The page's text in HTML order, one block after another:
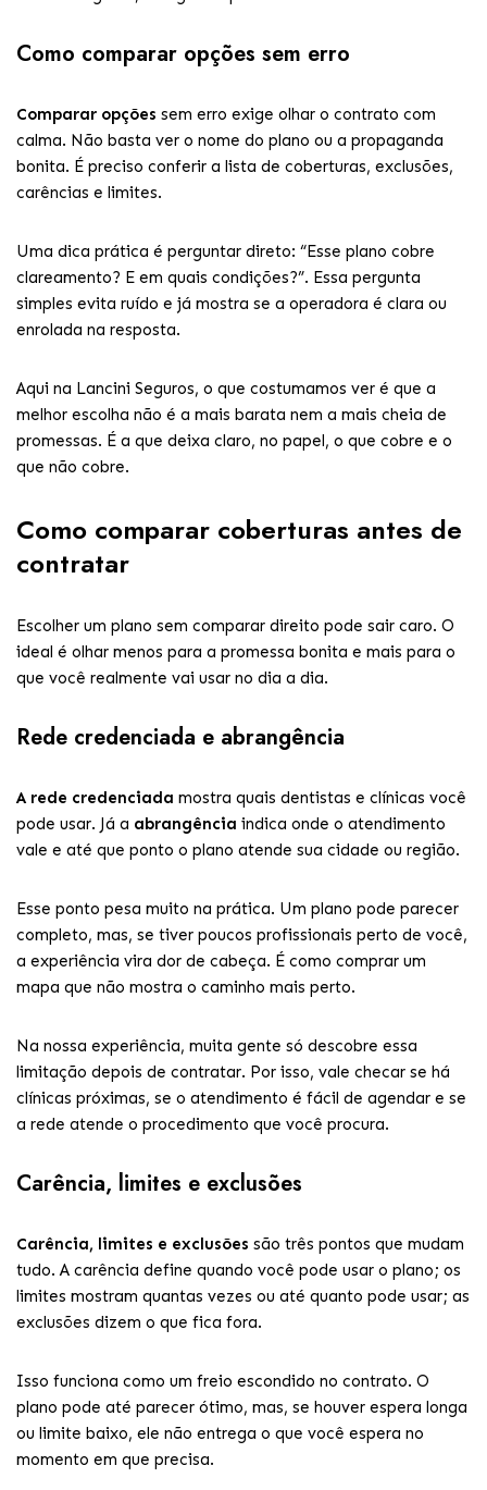
Como comparar opções sem erro
Comparar opções sem erro exige olhar o contrato com
calma. Não basta ver o nome do plano ou a propaganda
bonita. É preciso conferir a lista de coberturas, exclusões,
carências e limites.
Uma dica prática é perguntar direto: “Esse plano cobre
clareamento? E em quais condições?”. Essa pergunta
simples evita ruído e já mostra se a operadora é clara ou
enrolada na resposta.
Aqui na Lancini Seguros, o que costumamos ver é que a
melhor escolha não é a mais barata nem a mais cheia de
promessas. É a que deixa claro, no papel, o que cobre e o
que não cobre.
Como comparar coberturas antes de
contratar
Escolher um plano sem comparar direito pode sair caro. O
ideal é olhar menos para a promessa bonita e mais para o
que você realmente vai usar no dia a dia.
Rede credenciada e abrangência
A rede credenciada mostra quais dentistas e clínicas você
pode usar. Já a abrangência indica onde o atendimento
vale e até que ponto o plano atende sua cidade ou região.
Esse ponto pesa muito na prática. Um plano pode parecer
completo, mas, se tiver poucos profissionais perto de você,
a experiência vira dor de cabeça. É como comprar um
mapa que não mostra o caminho mais perto.
Na nossa experiência, muita gente só descobre essa
limitação depois de contratar. Por isso, vale checar se há
clínicas próximas, se o atendimento é fácil de agendar e se
a rede atende o procedimento que você procura.
Carência, limites e exclusões
Carência, limites e exclusões são três pontos que mudam
tudo. A carência define quando você pode usar o plano; os
limites mostram quantas vezes ou até quanto pode usar; as
exclusões dizem o que fica fora.
Isso funciona como um freio escondido no contrato. O
plano pode até parecer ótimo, mas, se houver espera longa
ou limite baixo, ele não entrega o que você espera no
momento em que precisa.